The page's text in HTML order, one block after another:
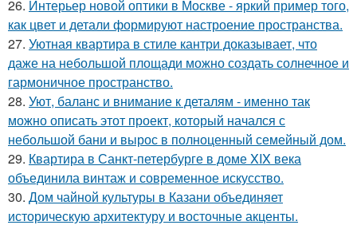
26. Интерьер новой оптики в Москве - яркий пример того,
как цвет и детали формируют настроение пространства.
27. Уютная квартира в стиле кантри доказывает, что
даже на небольшой площади можно создать солнечное и
гармоничное пространство.
28. Уют, баланс и внимание к деталям - именно так
можно описать этот проект, который начался с
небольшой бани и вырос в полноценный семейный дом.
29. Квартира в Санкт-петербурге в доме XIX века
объединила винтаж и современное искусство.
30. Дом чайной культуры в Казани объединяет
историческую архитектуру и восточные акценты.